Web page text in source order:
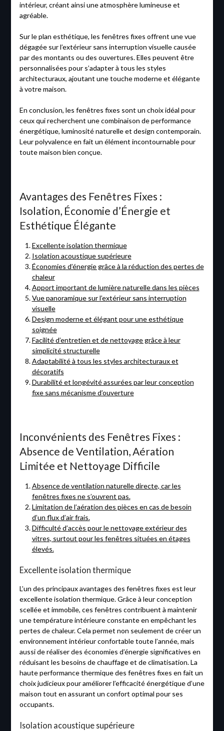
intérieur, créant ainsi une atmosphère lumineuse et
agréable.
Sur le plan esthétique, les fenêtres fixes offrent une vue
dégagée sur l’extérieur sans interruption visuelle causée
par des montants ou des ouvertures. Elles peuvent être
personnalisées pour s’adapter à tous les styles
architecturaux, ajoutant une touche moderne et élégante
à votre maison.
En conclusion, les fenêtres fixes sont un choix idéal pour
ceux qui recherchent une combinaison de performance
énergétique, luminosité naturelle et design contemporain.
Leur polyvalence en fait un élément incontournable pour
toute maison bien conçue.
Avantages des Fenêtres Fixes :
Isolation, Économie d’Énergie et
Esthétique Élégante
Excellente isolation thermique
Isolation acoustique supérieure
Économies d’énergie grâce à la réduction des pertes de
chaleur
Apport important de lumière naturelle dans les pièces
Vue panoramique sur l’extérieur sans interruption
visuelle
Design moderne et élégant pour une esthétique
soignée
Facilité d’entretien et de nettoyage grâce à leur
simplicité structurelle
Adaptabilité à tous les styles architecturaux et
décoratifs
Durabilité et longévité assurées par leur conception
fixe sans mécanisme d’ouverture
Inconvénients des Fenêtres Fixes :
Absence de Ventilation, Aération
Limitée et Nettoyage Difficile
Absence de ventilation naturelle directe, car les
fenêtres fixes ne s’ouvrent pas.
Limitation de l’aération des pièces en cas de besoin
d’un flux d’air frais.
Difficulté d’accès pour le nettoyage extérieur des
vitres, surtout pour les fenêtres situées en étages
élevés.
Excellente isolation thermique
L’un des principaux avantages des fenêtres fixes est leur
excellente isolation thermique. Grâce à leur conception
scellée et immobile, ces fenêtres contribuent à maintenir
une température intérieure constante en empêchant les
pertes de chaleur. Cela permet non seulement de créer un
environnement intérieur confortable toute l’année, mais
aussi de réaliser des économies d’énergie significatives en
réduisant les besoins de chauffage et de climatisation. La
haute performance thermique des fenêtres fixes en fait un
choix judicieux pour améliorer l’efficacité énergétique d’une
maison tout en assurant un confort optimal pour ses
occupants.
Isolation acoustique supérieure